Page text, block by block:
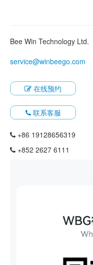
Bee Win Technology Ltd.
service@winbeego.com
在线预约
联系客服
+86 19128656319
+852 2627 6111